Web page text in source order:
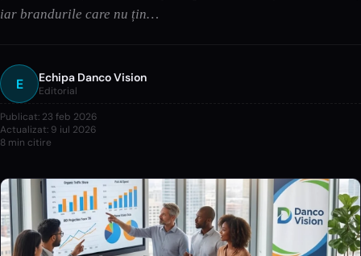
iar brandurile care nu țin…
E Echipa Danco Vision
Editorial
Publicat: 23 feb 2026
Actualizat: 9 iul 2026
8 min citire